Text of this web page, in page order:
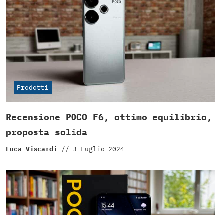
Prodotti
Recensione POCO F6, ottimo equilibrio,
proposta solida
Luca Viscardi // 3 Luglio 2024